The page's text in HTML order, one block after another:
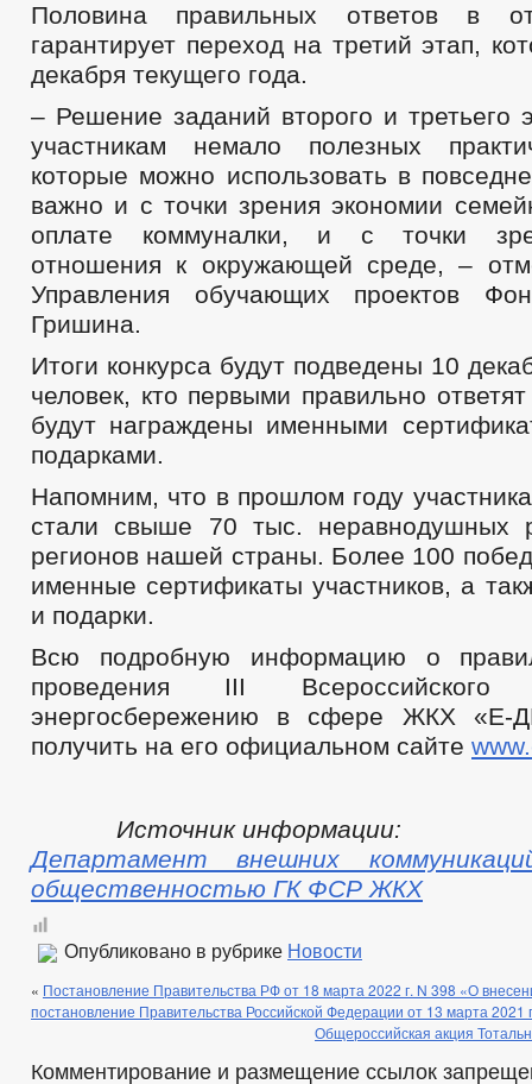
Половина правильных ответов в
гарантирует переход на третий этап,
декабря текущего года.
– Решение заданий второго и третьего
участникам немало полезных
которые можно использовать в
важно и с точки зрения экономии
оплате коммуналки, и с точки
отношения к окружающей среде, –
Управления обучающих проектов
Гришина.
Итоги конкурса будут подведены 10
человек, кто первыми правильно
будут награждены именными
подарками.
Напомним, что в прошлом году
стали свыше 70 тыс. неравнодушных
регионов нашей страны. Более 100
именные сертификаты участников, а
и подарки.
Всю подробную информацию о
проведения III
энергосбережению в сфере ЖКХ «Е-
получить на его официальном сайте
Источник информации:
Департамент внешних
общественностью ГК ФСР ЖКХ
Опубликовано в рубрике Новости
« Постановление Правительства РФ от 18 марта 2022 г. N 398 «О
постановление Правительства Российской Федерации от 13 марта 2021
Общероссийская акция
Комментирование и размещение ссылок